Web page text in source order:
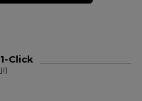
1-Click